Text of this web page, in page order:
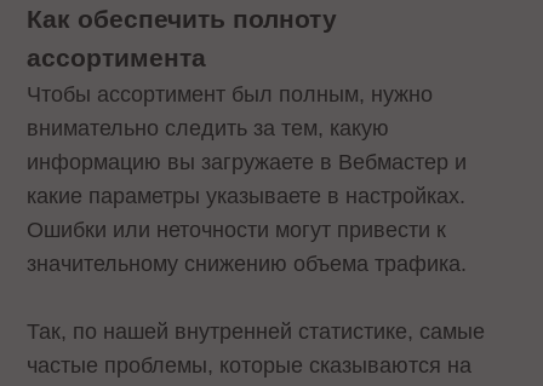
Как обеспечить полноту
ассортимента
Чтобы ассортимент был полным, нужно
внимательно следить за тем, какую
информацию вы загружаете в Вебмастер и
какие параметры указываете в настройках.
Ошибки или неточности могут привести к
значительному снижению объема трафика.
Так, по нашей внутренней статистике, самые
частые проблемы, которые сказываются на